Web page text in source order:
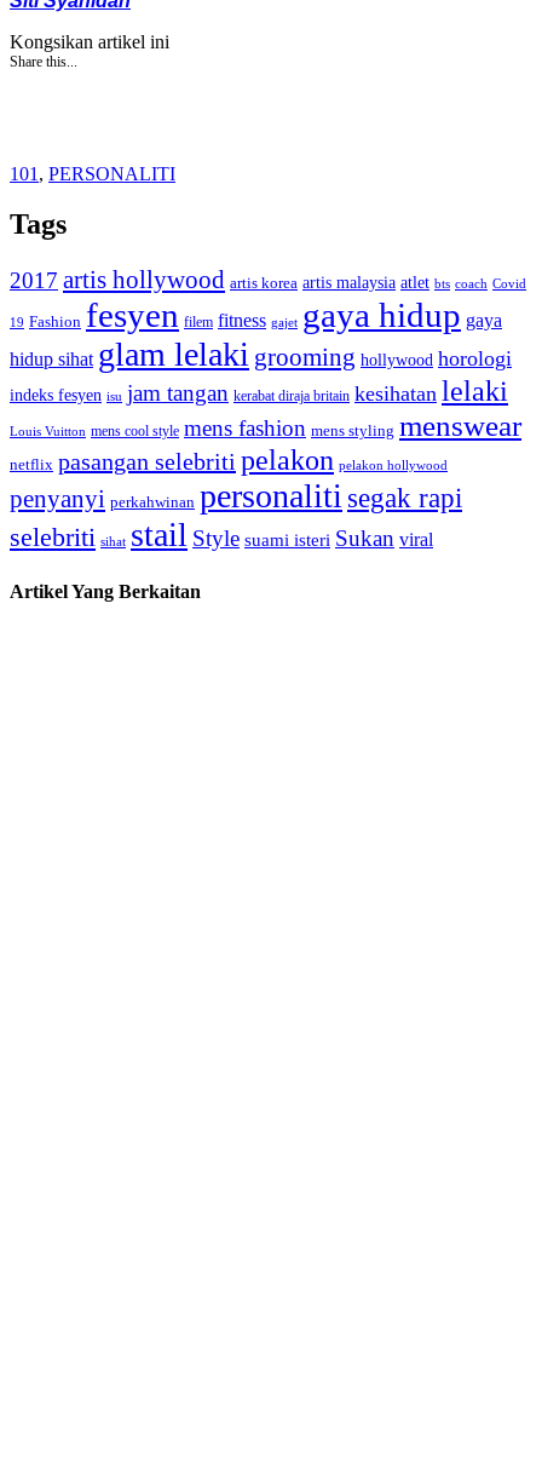
Kongsikan artikel ini
Share this...
101 , PERSONALITI
Tags
2017 artis hollywood artis korea artis malaysia atlet bts coach Covid
19 Fashion fesyen filem fitness gajet gaya hidup gaya
hidup sihat glam lelaki grooming hollywood horologi
indeks fesyen isu jam tangan kerabat diraja britain kesihatan lelaki
Louis Vuitton mens cool style mens fashion mens styling menswear
netflix pasangan selebriti pelakon pelakon hollywood
penyanyi perkahwinan personalitisegak rapi
selebriti sihat stail Style suami isteri Sukan viral
Artikel Yang Berkaitan